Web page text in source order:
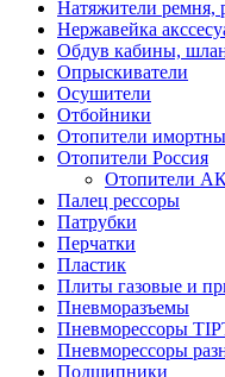
Натяжители ремня,
Нержавейка
Обдув кабины,
Опрыскиватели
Осушители
Отбойники
Отопители
Отопители Россия
Отопители
Палец рессоры
Патрубки
Перчатки
Пластик
Плиты газовые и
Пневморазъемы
Пневморессоры
Пневморессоры
Подшипники